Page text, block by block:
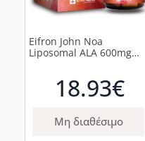
Eifron John Noa
Liposomal ALA 600mg
Αντιγηραντική Δράση, 60
κάψουλες18.93€
Μη διαθέσιμο